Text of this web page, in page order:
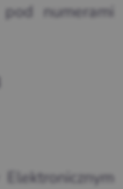
numerami